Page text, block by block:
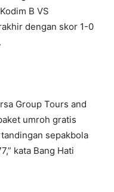
B VS
dengan skor 1-0
Group Tours and
umroh gratis
sepakbola
kata Bang Hati